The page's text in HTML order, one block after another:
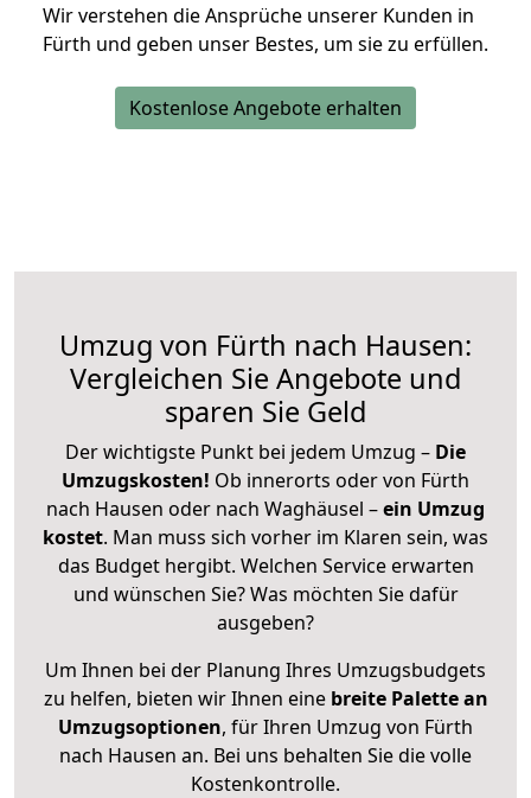
Wir verstehen die Ansprüche unserer Kunden in
Fürth und geben unser Bestes, um sie zu erfüllen.
Kostenlose Angebote erhalten
Umzug von Fürth nach Hausen:
Vergleichen Sie Angebote und
sparen Sie Geld
Der wichtigste Punkt bei jedem Umzug – Die
Umzugskosten! Ob innerorts oder von Fürth
nach Hausen oder nach Waghäusel –ein Umzug
kostet. Man muss sich vorher im Klaren sein, was
das Budget hergibt. Welchen Service erwarten
und wünschen Sie? Was möchten Sie dafür
ausgeben?
Um Ihnen bei der Planung Ihres Umzugsbudgets
zu helfen, bieten wir Ihnen eine breite Palette an
Umzugsoptionen, für Ihren Umzug von Fürth
nach Hausen an. Bei uns behalten Sie die volle
Kostenkontrolle.